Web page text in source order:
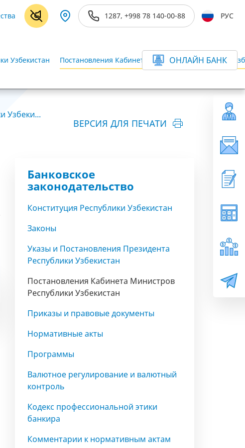
1287, +998 78 140-00-88 РУС
Узбекистан Постановления Кабинета Министров Республики
ОНЛАЙН БАНК
Узбеки...
ВЕРСИЯ ДЛЯ ПЕЧАТИ
Банковское
законодательство
Конституция Республики Узбекистан
Законы
Указы и Постановления Президента
Республики Узбекистан
Постановления Кабинета Министров
Республики Узбекистан
Приказы и правовые документы
Нормативные акты
Программы
Валютное регулирование и валютный
контроль
Кодекс профессиональной этики
банкира
Комментарии к нормативным актам